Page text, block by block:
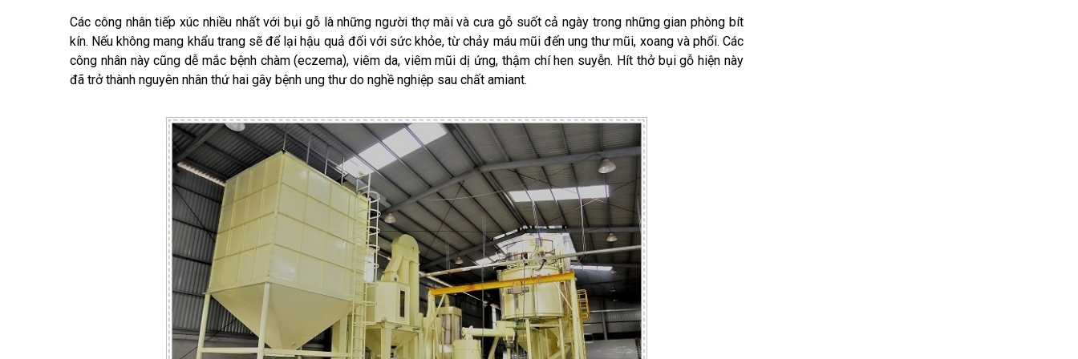
Các công nhân tiếp xúc nhiều nhất với bụi gỗ là những người thợ mài và cưa gỗ suốt cả ngày trong những gian phòng bít
kín. Nếu không mang khẩu trang sẽ để lại hậu quả đối với sức khỏe, từ chảy máu mũi đến ung thư mũi, xoang và phổi. Các
công nhân này cũng dễ mắc bệnh chàm (eczema), viêm da, viêm mũi dị ứng, thậm chí hen suyễn. Hít thở bụi gỗ hiện này
đã trở thành nguyên nhân thứ hai gây bệnh ung thư do nghề nghiệp sau chất amiant.